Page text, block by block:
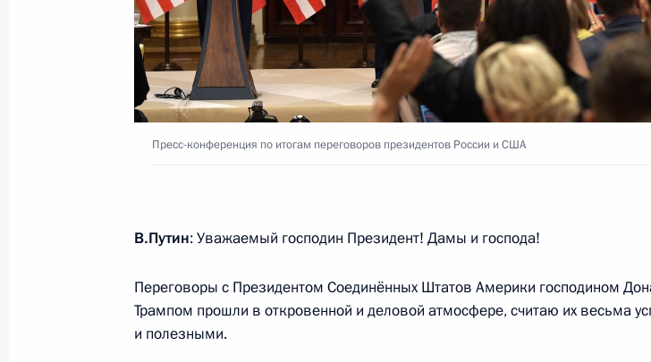
Установлены почётные звания «Заслуженный журналист»
и «Заслуженный работник связи и информации»
19 июля 2018 года, 10:00
Встреча с руководством госкорпорации «Роскосмос»
Пресс-конференция по итогам переговоров президентов России и США
В.Путин: Уважаемый господин Президент! Дамы и господа!
Переговоры с Президентом Соединённых Штатов Америки господином
Трампом прошли в откровенной и деловой атмосфере, считаю их весьма
и полезными.